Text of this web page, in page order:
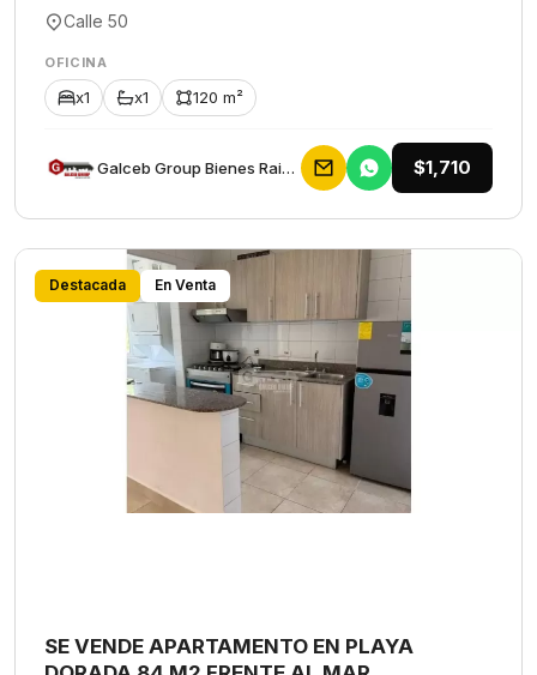
Calle 50
OFICINA
x1 x1 120 m²
Galceb Group Bienes Raices $1,710
Destacada En Venta
SE VENDE APARTAMENTO EN PLAYA